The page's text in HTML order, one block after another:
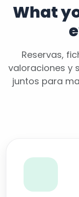
What
Reservas,
valoraciones y
juntos para